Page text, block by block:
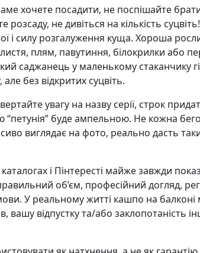
хочете посадити, не поспішайте
не дивіться на кількість
і силу розгалуження куща. Хороша
плям, павутиння, білокрилки або
саджанець у маленькому стаканчику
без відкритих суцвіть.
увагу на назву серії, строк
буде ампельною. Не кожна
виглядає на фото, реально дасть
і Пінтересті майже завжди
об’єм, професійний догляд,
У реальному житті кашпо на балконі
відпустку та/або заклопотаність